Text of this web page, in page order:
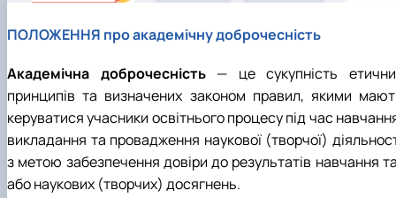
ПОЛОЖЕННЯ про академічну доброчесність
Академічна доброчесність — це сукупність
принципів та визначених законом правил, якими
керуватися учасники освітнього процесу під час
викладання та провадження наукової (творчої)
з метою забезпечення довіри до результатів навчання
або наукових (творчих) досягнень.